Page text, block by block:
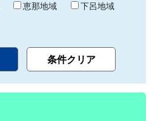
恵那地域
下呂地域